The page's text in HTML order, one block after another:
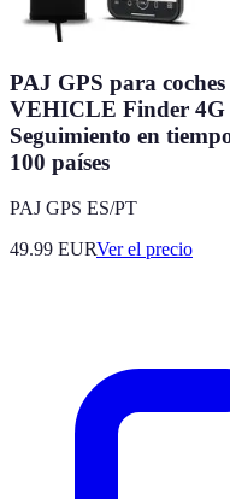
PAJ GPS para
VEHICLE Finder 4G
Seguimiento en
100 países
PAJ GPS ES/PT
49.99 EURVer el precio